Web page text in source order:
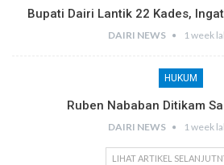
Bupati Dairi Lantik 22 Kades,
DAIRI NEWS 1 week
HUKUM
Ruben Nababan Ditikam
DAIRI NEWS 1 week
LIHAT ARTIKEL